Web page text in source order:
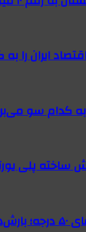
ایران را
به کدام سو
ساخته پلی